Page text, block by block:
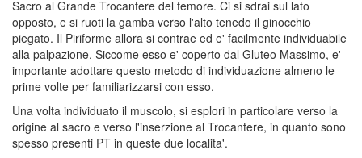
Sacro al Grande Trocantere del femore. Ci si sdrai sul lato
opposto, e si ruoti la gamba verso l'alto tenedo il ginocchio
piegato. Il Piriforme allora si contrae ed e' facilmente individuabile
alla palpazione. Siccome esso e' coperto dal Gluteo Massimo, e'
importante adottare questo metodo di individuazione almeno le
prime volte per familiarizzarsi con esso.
Una volta individuato il muscolo, si esplori in particolare verso la
origine al sacro e verso l'inserzione al Trocantere, in quanto sono
spesso presenti PT in queste due localita'.